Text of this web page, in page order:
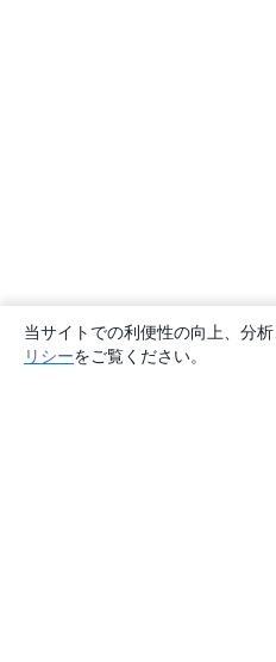
当サイトでの利便性の向上、分
リシーをご覧ください。